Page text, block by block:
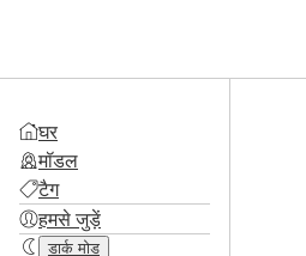
घर
मॉडल
टैग
हमसे जुड़ें
डार्क मोड